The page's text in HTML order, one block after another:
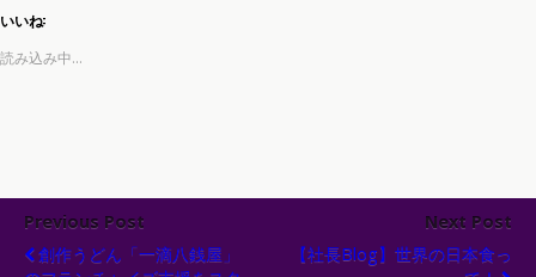
いいね:
読み込み中...
Previous Post
創作うどん「一滴八銭屋」
Next Post
【社長Blog】世界の日本食っ